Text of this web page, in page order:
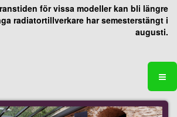
för vissa modeller kan bli längre
radiatortillverkare har semesterstängt i
augusti.